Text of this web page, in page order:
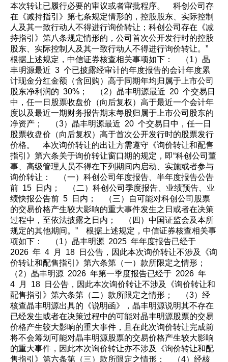
本次转让已履行必要的审议或者审批程序。 科创公司存
在《减持指引》第七条规定情形的，控股股东、实际控制
人及其一致行动人不得进行询价转让；科创公司存在《减
持指引》第八条规定情形的，公司首次公开发行时的控股
股东、实际控制人及其一致行动人不得进行询价转让。”
根据上述规定，中信证券核查相关事项如下： （1）晶
丰明源最近 3 个已披露经审计的年度报告的会计年度累
计现金分红金额（含回购）高于同期年均归属于上市公司
股东净利润的 30%； （2）晶丰明源最近 20 个交易日
中，任一日股票收盘价（向后复权）高于最近一个会计年
度以及最近一期财务报告期末每股归属于上市公司股东的
净资产； （3）晶丰明源最近 20 个交易日中，任一日
股票收盘价（向后复权）高于首次公开发行时的股票发行
价格。 本次询价转让的出让方需遵守《询价转让和配售
指引》第六条关于询价转让窗口期的规定，即“科创公司董
事、高级管理人员不得在下列期间内启动、实施或者参与
询价转让： （一）科创公司年度报告、半年度报告公告
前 15 日内； （二）科创公司季度报告、业绩预告、业
绩快报公告前 5 日内； （三）自可能对科创公司股票
的交易价格产生较大影响的重大事件发生之日或者在决策
过程中，至依法披露之日内； （四）中国证监会及本所
规定的其他期间。” 根据上述规定，中信证券核查相关事
项如下： （1）晶丰明源 2025 年年度报告已经于
2026 年 4 月 18 日公告，因此本次询价转让不涉及《询
价转让和配售指引》第六条第（一）款所限定之情形；
（2）晶丰明源 2026 年第一季度报告已经于 2026 年
4 月 18 日公告，因此本次询价转让不涉及《询价转让和
配售指引》第六条第（二）款所限定之情形； （3）经
核查晶丰明源出具的《说明函》，晶丰明源说明其不存在
已经发生或者在决策过程中的可能对晶丰明源股票的交易
价格产生较大影响的重大事件，且在此次询价转让完成前
将不会筹划可能对晶丰明源股票的交易价格产生较大影响
的重大事件，因此本次询价转让亦不涉及《询价转让和配
售指引》第六条第（三）款所限定之情形； （4）经核